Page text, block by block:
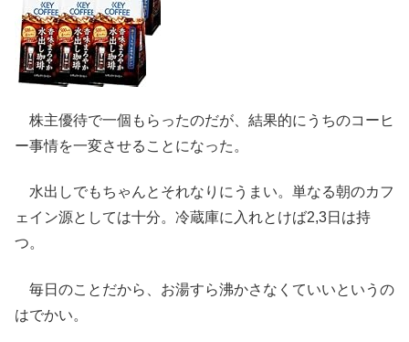
株主優待で一個もらったのだが、結果的にうちのコーヒ
ー事情を一変させることになった。
水出しでもちゃんとそれなりにうまい。単なる朝のカフ
ェイン源としては十分。冷蔵庫に入れとけば2,3日は持
つ。
毎日のことだから、お湯すら沸かさなくていいというの
はでかい。